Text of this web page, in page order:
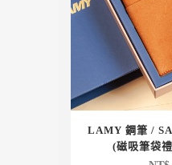
LAMY 鋼筆 /
(磁吸筆袋